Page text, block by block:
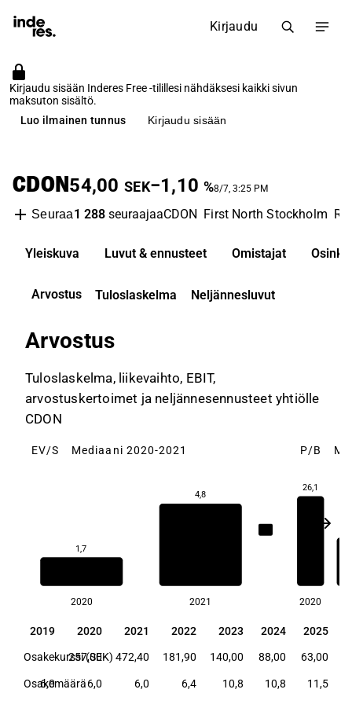
Kirjaudu
Kirjaudu sisään Inderes Free -tilillesi nähdäksesi kaikki sivun
maksuton sisältö.
Luo ilmainen tunnus
Kirjaudu sisään
CDON54,00 SEK−1,10 %8/7, 3:25 PM
Seuraa1 288seuraajaaCDON First North Stockholm
Yleiskuva Luvut & ennusteet Omistajat Osinko
Arvostus Tuloslaskelma Neljännesluvut
Arvostus
Tuloslaskelma, liikevaihto, EBIT,
arvostuskertoimet ja neljännesennusteet yhtiölle
CDON
EV/S Mediaani 2020-2021
1,7
4,8
2020 2021
P/B
26,1
2020
2019 2020 2021 2022 2023 2024 2025
2019 2020 2021 2022 2023 2024 2025
Osakekurssi (SEK)
- 257,00 472,40 181,90 140,00 88,00 63,00
Osakemäärä
6,0 6,0 6,0 6,4 10,8 10,8 11,5